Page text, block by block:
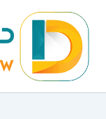
المحتوى